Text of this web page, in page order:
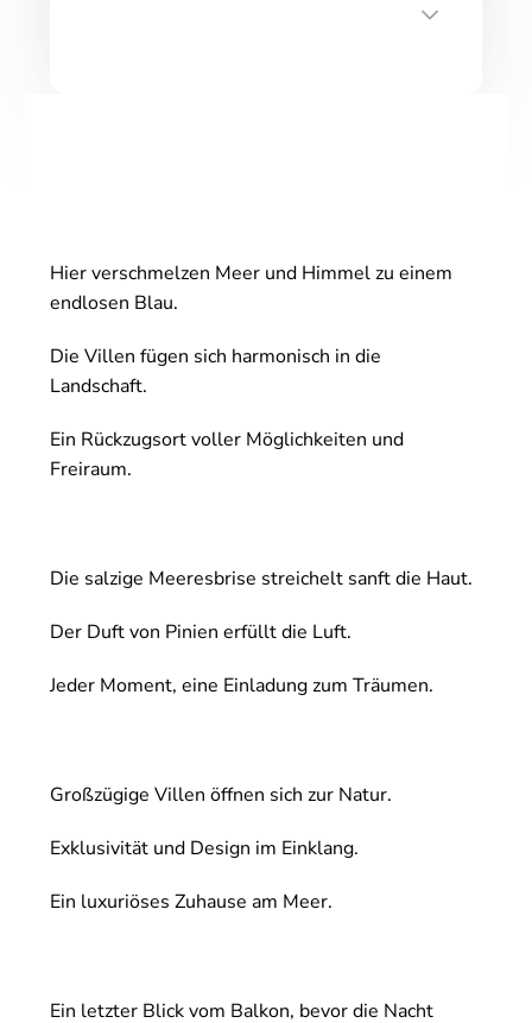
Hier verschmelzen Meer und Himmel zu einem
endlosen Blau.
Die Villen fügen sich harmonisch in die
Landschaft.
Ein Rückzugsort voller Möglichkeiten und
Freiraum.
Die salzige Meeresbrise streichelt sanft die Haut.
Der Duft von Pinien erfüllt die Luft.
Jeder Moment, eine Einladung zum Träumen.
Großzügige Villen öffnen sich zur Natur.
Exklusivität und Design im Einklang.
Ein luxuriöses Zuhause am Meer.
Ein letzter Blick vom Balkon, bevor die Nacht